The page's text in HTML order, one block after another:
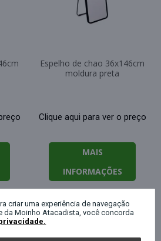
Espelho de chao 36x146cm
moldura preta
Clique aqui para ver o preço
MAIS
INFORMAÇÕES
ESTE PRODUTO,
criar uma experiência de navegação
da Moinho Atacadista, você concorda